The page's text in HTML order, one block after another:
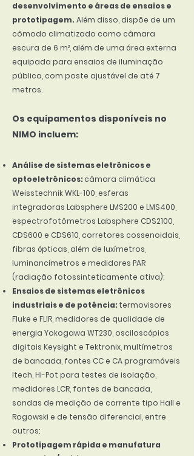
desenvolvimento e áreas de ensaios e
prototipagem. Além disso, dispõe de um
cômodo climatizado como câmara
escura de 6 m², além de uma área externa
equipada para ensaios de iluminação
pública, com poste ajustável de até 7
metros.
Os equipamentos disponíveis no
NIMO incluem:
Análise de sistemas eletrônicos e
optoeletrônicos: câmara climática
Weisstechnik WKL-100, esferas
integradoras Labsphere LMS200 e LMS400,
espectrofotômetros Labsphere CDS2100,
CDS600 e CDS610, corretores cossenoidais,
fibras ópticas, além de luxímetros,
luminancímetros e medidores PAR
(radiação fotossinteticamente ativa);
Ensaios de sistemas eletrônicos
industriais e de potência: termovisores
Fluke e FLIR, medidores de qualidade de
energia Yokogawa WT230, osciloscópios
digitais Keysight e Tektronix, multímetros
de bancada, fontes CC e CA programáveis
Itech, Hi-Pot para testes de isolação,
medidores LCR, fontes de bancada,
sondas de medição de corrente tipo Hall e
Rogowski e de tensão diferencial, entre
outros;
Prototipagem rápida e manufatura